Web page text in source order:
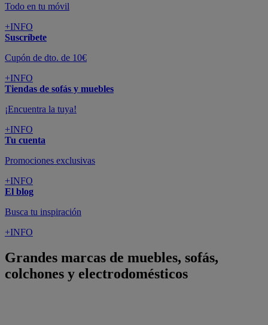
Todo en tu móvil
+INFO
Suscríbete
Cupón de dto. de 10€
+INFO
Tiendas de sofás y muebles
¡Encuentra la tuya!
+INFO
Tu cuenta
Promociones exclusivas
+INFO
El blog
Busca tu inspiración
+INFO
Grandes marcas de muebles, sofás,
colchones y electrodomésticos